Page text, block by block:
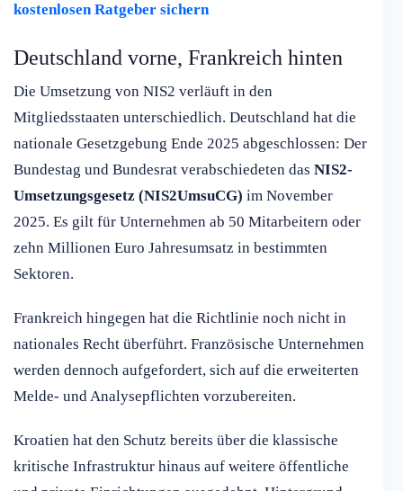
kostenlosen Ratgeber sichern
Deutschland vorne, Frankreich hinten
Die Umsetzung von NIS2 verläuft in den
Mitgliedsstaaten unterschiedlich. Deutschland hat die
nationale Gesetzgebung Ende 2025 abgeschlossen: Der
Bundestag und Bundesrat verabschiedeten das NIS2-
Umsetzungsgesetz (NIS2UmsuCG) im November
2025. Es gilt für Unternehmen ab 50 Mitarbeitern oder
zehn Millionen Euro Jahresumsatz in bestimmten
Sektoren.
Frankreich hingegen hat die Richtlinie noch nicht in
nationales Recht überführt. Französische Unternehmen
werden dennoch aufgefordert, sich auf die erweiterten
Melde- und Analysepflichten vorzubereiten.
Kroatien hat den Schutz bereits über die klassische
kritische Infrastruktur hinaus auf weitere öffentliche